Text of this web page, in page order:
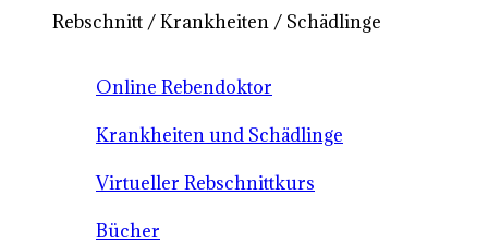
Rebschnitt / Krankheiten / Schädlinge
Online Rebendoktor
Krankheiten und Schädlinge
Virtueller Rebschnittkurs
Bücher